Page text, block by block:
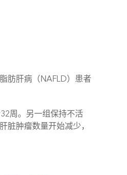
肪肝病（NAFLD）患者
周。另一组保持不活
肿瘤数量开始减少，